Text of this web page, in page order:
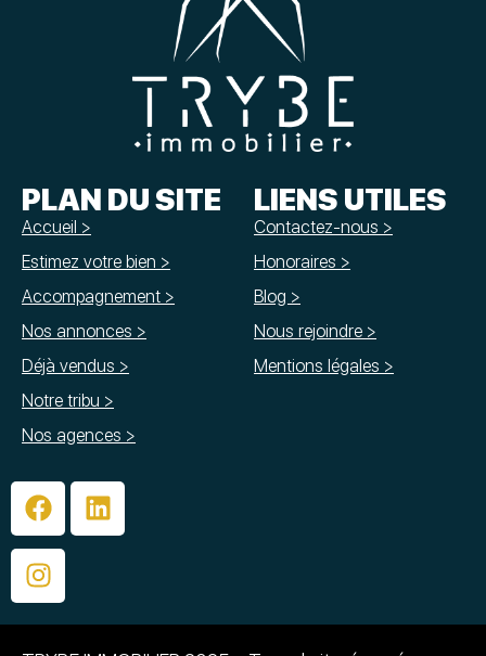
PLAN DU SITE
Accueil >
Estimez votre bien >
Accompagnement >
Nos annonces >
Déjà vendus >
Notre tribu >
Nos agences >
LIENS UTILES
Contactez-nous >
Honoraires >
Blog >
Nous rejoindre >
Mentions légales >